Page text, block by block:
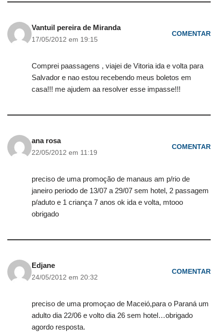
Vantuil pereira de Miranda
17/05/2012 em 19:15
COMENTAR
Comprei paassagens , viajei de Vitoria ida e volta para
Salvador e nao estou recebendo meus boletos em
casa!!! me ajudem aa resolver esse impasse!!!
ana rosa
22/05/2012 em 11:19
COMENTAR
preciso de uma promoção de manaus am p/rio de
janeiro periodo de 13/07 a 29/07 sem hotel, 2 passagem
p/aduto e 1 criança 7 anos ok ida e volta, mtooo
obrigado
Edjane
24/05/2012 em 20:32
COMENTAR
preciso de uma promoçao de Maceió,para o Paraná um
adulto dia 22/06 e volto dia 26 sem hotel…obrigado
agordo resposta.